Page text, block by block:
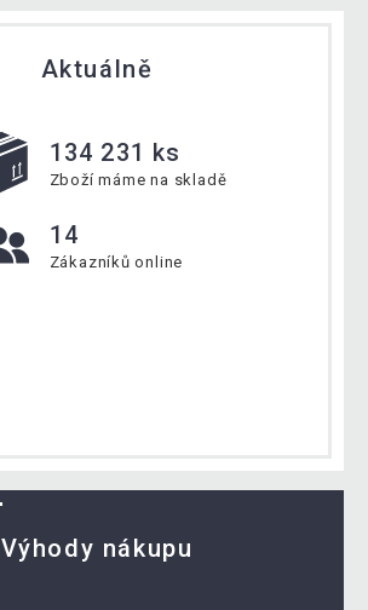
Aktuálně
134 231 ks
Zboží máme na skladě
14
Zákazníků online
Výhody nákupu